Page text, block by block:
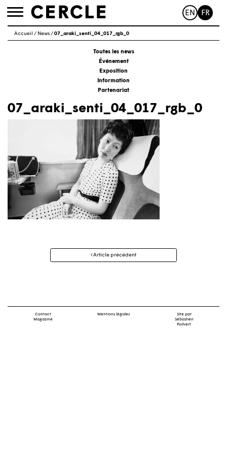
Toggle
EN FR
Accueil / News/07_araki_senti_04_017_rgb_0
Toutes les news
Événement
Exposition
Information
Partenariat
07_araki_senti_04_017_rgb_0
Navigation
Article précédent
Contact
Magazine
Mentions légales
Site par
Sébastien
Poilvert